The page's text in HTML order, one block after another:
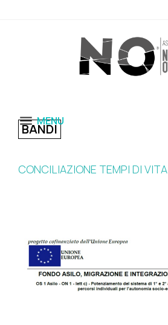
MENU
BANDI
CONCILIAZIONE TEMPI DI VITA